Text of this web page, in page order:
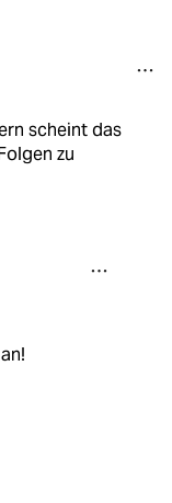
scheint das
zu